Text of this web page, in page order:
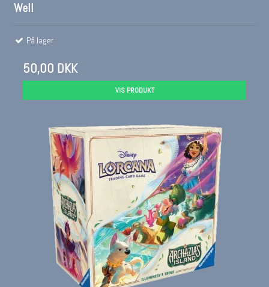
Well
På lager
50,00 DKK
VIS PRODUKT